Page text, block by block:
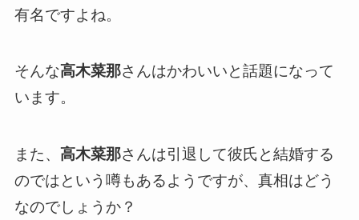
有名ですよね。
そんな高木菜那さんはかわいいと話題になって
います。
また、 高木菜那さんは引退して彼氏と結婚する
のではという噂もあるようですが、真相はどう
なのでしょうか？